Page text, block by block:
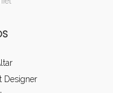
Designer